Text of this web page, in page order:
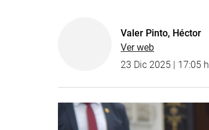
Valer Pinto, Héctor
Ver web
23 Dic 2025 | 17:05 h